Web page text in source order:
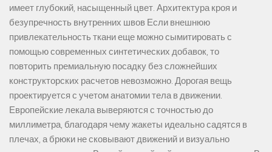
имеет глубокий, насыщенный цвет. Архитектура кроя и
безупречность внутренних швов Если внешнюю
привлекательность ткани еще можно сымитировать с
помощью современных синтетических добавок, то
повторить премиальную посадку без сложнейших
конструкторских расчетов невозможно. Дорогая вещь
проектируется с учетом анатомии тела в движении.
Европейские лекала выверяются с точностью до
миллиметра, благодаря чему жакеты идеально садятся в
плечах, а брюки не сковывают движений и визуально